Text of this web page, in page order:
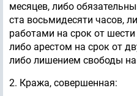
месяцев, либо
ста восьмидесяти часов,
работами на срок от
либо арестом на срок от
либо лишением свободы на
2. Кража, совершенная: